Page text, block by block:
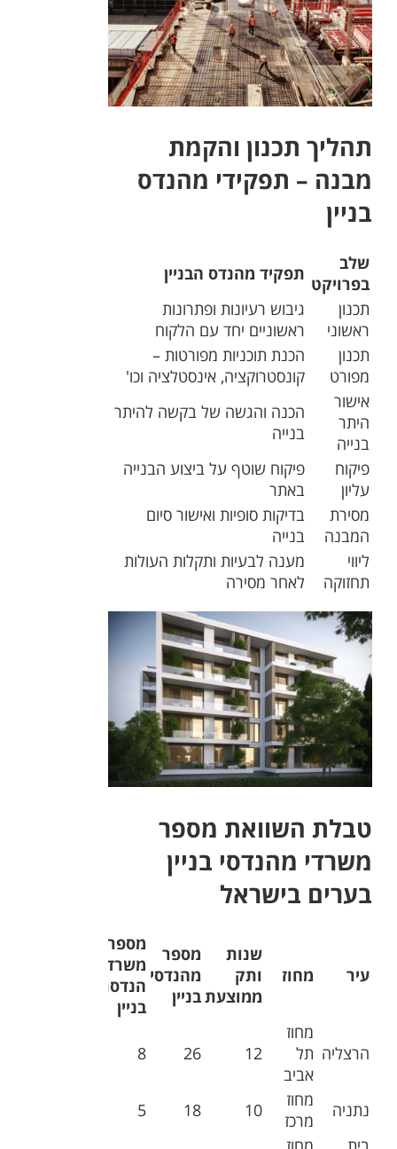
תהליך תכנון והקמת
מבנה – תפקידי מהנדס
בניין
שלב
בפרויקט תפקיד מהנדס הבניין
תכנון
ראשוני
גיבוש רעיונות ופתרונות
ראשוניים יחד עם הלקוח
תכנון
מפורט
הכנת תוכניות מפורטות –
קונסטרוקציה, אינסטלציה וכו'
אישור
היתר
בנייה
הכנה והגשה של בקשה להיתר
בנייה
פיקוח
עליון
פיקוח שוטף על ביצוע הבנייה
באתר
מסירת
המבנה
בדיקות סופיות ואישור סיום
בנייה
ליווי
תחזוקה
מענה לבעיות ותקלות העולות
לאחר מסירה
טבלת השוואת מספר
משרדי מהנדסי בניין
בערים בישראל
עיר מחוז
שנות
ותק
ממוצעת
מספר
מהנדסי
בניין
מספר
משרדי
הנדסת
בניין
הרצליה
מחוז
תל
אביב
12
26
8
נתניה
מחוז
מרכז
10
18
5